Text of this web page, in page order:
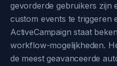
gevorderde gebruikers zijn
custom events te triggeren
ActiveCampaign staat
workflow-mogelijkheden.
de meest geavanceerde